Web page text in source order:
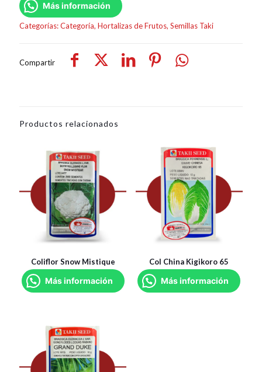
Más información
Categorías:Categoría, Hortalizas de Frutos, Semillas Taki
Compartir
Productos relacionados
Coliflor Snow Mistique
Más información
Col China Kigikoro 65
Más información